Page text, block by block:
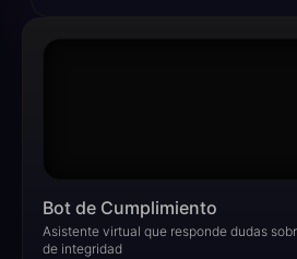
Bot de Cumplimiento​
Asistente virtual que responde dudas
de integridad